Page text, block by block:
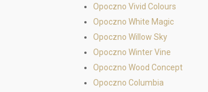
Opoczno Vivid Colours
Opoczno White Magic
Opoczno Willow Sky
Opoczno Winter Vine
Opoczno Wood Concept
Opoczno Columbia